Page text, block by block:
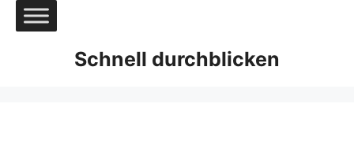
Zum
Inhalt
Schnell durchblicken